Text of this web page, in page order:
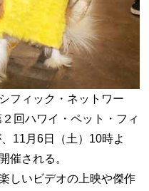
フィック・ネットワー
回ハワイ・ペット・フィ
11月6日（土）10時よ
催される。
しいビデオの上映や傑作